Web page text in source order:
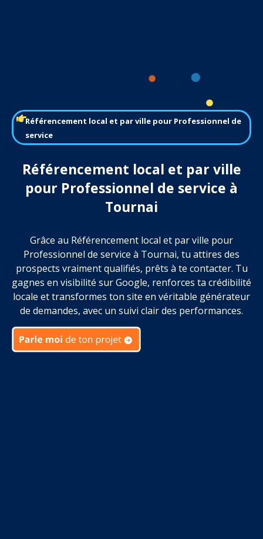
Référencement local et par ville pour Professionnel de
service
Référencement local et par ville
pour Professionnel de service à
Tournai
Grâce au Référencement local et par ville pour
Professionnel de service à Tournai, tu attires des
prospects vraiment qualifiés, prêts à te contacter. Tu
gagnes en visibilité sur Google, renforces ta crédibilité
locale et transformes ton site en véritable générateur
de demandes, avec un suivi clair des performances.